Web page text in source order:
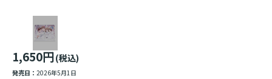
1,650円(税込)
発売日： 2026年5月1日